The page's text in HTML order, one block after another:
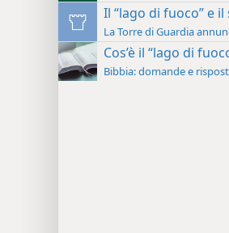
Il “lago di fuoco” e
La Torre di Guardia
Cos’è il “lago di
Bibbia: domande e